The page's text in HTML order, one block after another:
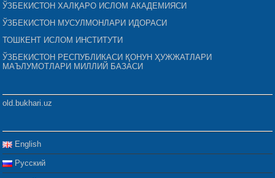
ЎЗБЕКИСТОН ХАЛҚАРО ИСЛОМ АКАДЕМИЯСИ
ЎЗБЕКИСТОН МУСУЛМОНЛАРИ ИДОРАСИ
ТОШКЕНТ ИСЛОМ ИНСТИТУТИ
ЎЗБЕКИСТОН РЕСПУБЛИКАСИ ҚОНУН ҲУЖЖАТЛАРИ
МАЪЛУМОТЛАРИ МИЛЛИЙ БАЗАСИ
old.bukhari.uz
English
Русский